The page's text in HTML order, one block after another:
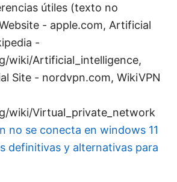
útiles (texto no
- apple.com, Artificial
-
wiki/Artificial_intelligence,
Site - nordvpn.com, WikiVPN
wiki/Virtual_private_network
no se conecta en windows 11
definitivas y alternativas para